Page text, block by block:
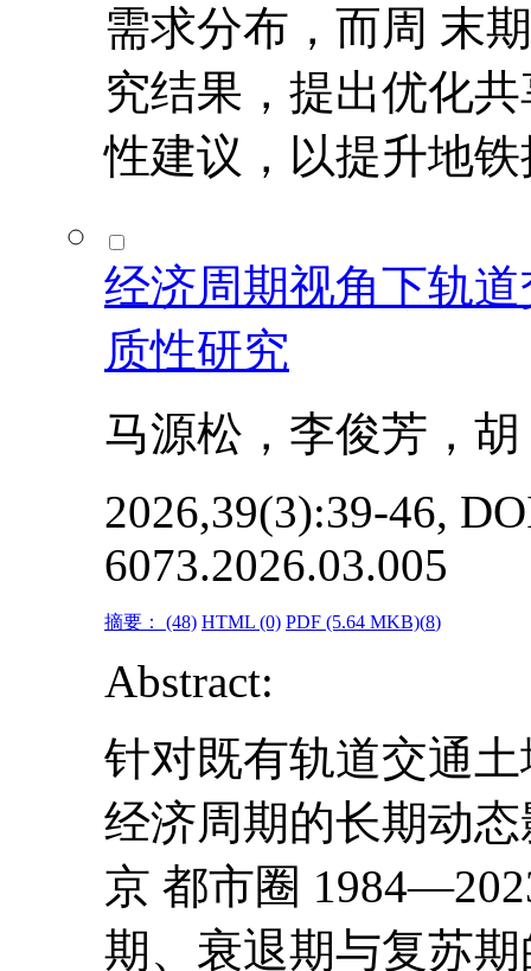
需求分布，而周 末
究结果，提出优化
性建议，以提升地
经济周期视角下轨
质性研究
马源松，李俊芳，
2026,39(3):39-46,
6073.2026.03.005
摘要： (48) HTML (0) PDF (5.64 MKB)(8)
Abstract:
针对既有轨道交通
经济周期的长期动
京 都市圈
期、衰退期与复苏